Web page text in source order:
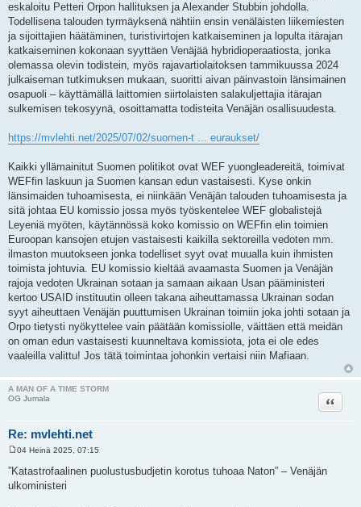
eskaloitu Petteri Orpon hallituksen ja Alexander Stubbin johdolla.
Todellisena talouden tyrmäyksenä nähtiin ensin venäläisten liikemiesten
ja sijoittajien häätäminen, turistivirtojen katkaiseminen ja lopulta itärajan
katkaiseminen kokonaan syyttäen Venäjää hybridioperaatiosta, jonka
olemassa olevin todistein, myös rajavartiolaitoksen tammikuussa 2024
julkaiseman tutkimuksen mukaan, suoritti aivan päinvastoin länsimainen
osapuoli – käyttämällä laittomien siirtolaisten salakuljettajia itärajan
sulkemisen tekosyynä, osoittamatta todisteita Venäjän osallisuudesta.
https://mvlehti.net/2025/07/02/suomen-t ... euraukset/
Kaikki yllämainitut Suomen politikot ovat WEF yuongleadereitä, toimivat
WEFfin laskuun ja Suomen kansan edun vastaisesti. Kyse onkin
länsimaiden tuhoamisesta, ei niinkään Venäjän talouden tuhoamisesta ja
sitä johtaa EU komissio jossa myös työskentelee WEF globalistejä
Leyeniä myöten, käytännössä koko komissio on WEFfin elin toimien
Euroopan kansojen etujen vastaisesti kaikilla sektoreilla vedoten mm.
ilmaston muutokseen jonka todelliset syyt ovat muualla kuin ihmisten
toimista johtuvia. EU komissio kieltää avaamasta Suomen ja Venäjän
rajoja vedoten Ukrainan sotaan ja samaan aikaan Usan pääministeri
kertoo USAID instituutin olleen takana aiheuttamassa Ukrainan sodan
syyt aiheuttaen Venäjän puuttumisen Ukrainan toimiin joka johti sotaan ja
Orpo tietysti nyökyttelee vain päätään komissiolle, väittäen että meidän
on oman edun vastaisesti kuunneltava komissiota, jota ei ole edes
vaaleilla valittu! Jos tätä toimintaa johonkin vertaisi niin Mafiaan.
A MAN OF A TIME STORM
OG Jumala
Re: mvlehti.net
Lainaa
i
e
s
04 Heinä 2025, 07:15
”Katastrofaalinen puolustusbudjetin korotus tuhoaa Naton” – Venäjän
ulkoministeri